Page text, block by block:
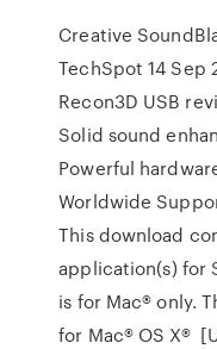
Creative
TechSpot 14 Sep
Recon3D USB
Solid sound
Powerful
Worldwide
This download
application(s) for
is for Mac® only.
for Mac® OS X®